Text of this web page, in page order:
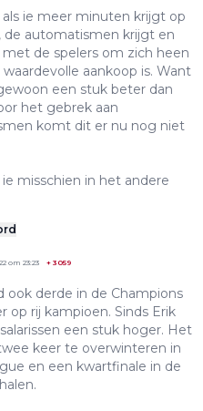
ie meer minuten krijgt op
de automatismen krijgt en
de spelers om zich heen
aankoop is. Want
een stuk beter dan
het gebrek aan
komt dit er nu nog niet
misschien in het andere
om 23:23 + 3059
ook derde in de Champions
op rij kampioen. Sinds Erik
een stuk hoger. Het
keer te overwinteren in
en een kwartfinale in de